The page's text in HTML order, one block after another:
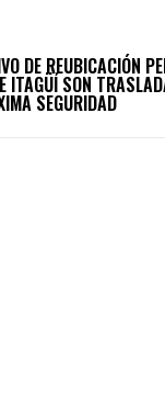
DE REUBICACIÓN
ITAGÜÍ SON
SEGURIDAD